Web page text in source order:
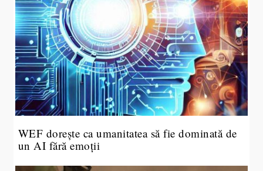
WEF dorește ca umanitatea să fie dominată de
un AI fără emoții